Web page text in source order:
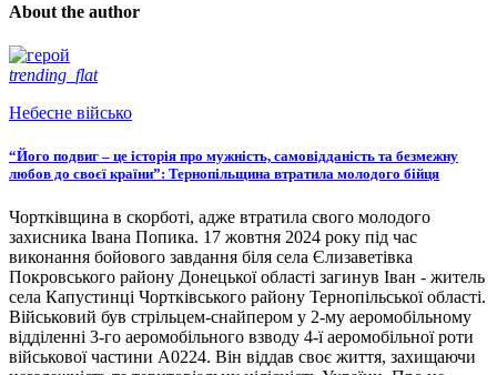
About the author
trending_flat
Небесне військо
“Його подвиг – це історія про мужність, самовідданість та безмежну
любов до своєї країни”: Тернопільщина втратила молодого бійця
Чортківщина в скорботі, адже втратила свого молодого
захисника Івана Попика. 17 жовтня 2024 року під час
виконання бойового завдання біля села Єлизаветівка
Покровського району Донецької області загинув Іван - житель
села Капустинці Чортківського району Тернопільської області.
Військовий був стрільцем-снайпером у 2-му аеромобільному
відділенні 3-го аеромобільного взводу 4-ї аеромобільної роти
військової частини А0224. Він віддав своє життя, захищаючи